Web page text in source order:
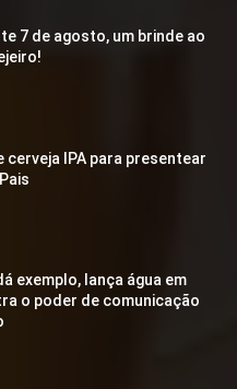
7 de agosto, um brinde ao
cerveja IPA para presentear
exemplo, lança água em
o poder de comunicação